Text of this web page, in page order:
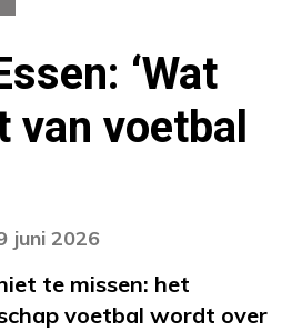
‘Wat
van voetbal
juni 2026
te missen: het
voetbal wordt over